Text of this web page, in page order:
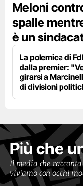
Meloni
spalle
è un
La polemica di
dalla premier:
girarsi a
di divisioni
Più che
Il media che
viviamo con occhi